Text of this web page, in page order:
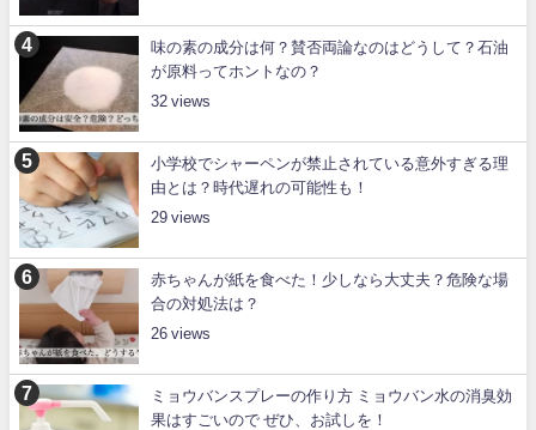
味の素の成分は何？賛否両論なのはどうして？石油
が原料ってホントなの？
32
小学校でシャーペンが禁止されている意外すぎる理
由とは？時代遅れの可能性も！
29
赤ちゃんが紙を食べた！少しなら大丈夫？危険な場
合の対処法は？
26
ミョウバンスプレーの作り方 ミョウバン水の消臭効
果はすごいので ぜひ、お試しを！